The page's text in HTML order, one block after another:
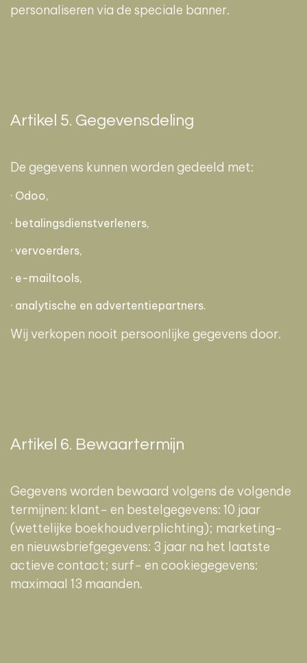
personaliseren via de speciale banner.
Artikel 5. Gegevensdeling
De gegevens kunnen worden gedeeld met:
· Odoo,
· betalingsdienstverleners,
· vervoerders,
· e-mailtools,
· analytische en advertentiepartners.
Wij verkopen nooit persoonlijke gegevens door.
Artikel 6. Bewaartermijn
Gegevens worden bewaard volgens de volgende
termijnen: klant- en bestelgegevens: 10 jaar
(wettelijke boekhoudverplichting); marketing-
en nieuwsbriefgegevens: 3 jaar na het laatste
actieve contact; surf- en cookiegegevens:
maximaal 13 maanden.